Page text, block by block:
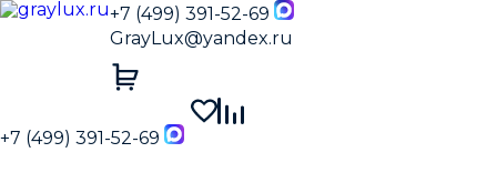
+7 (499) 391-52-69
GrayLux@yandex.ru
+7 (499) 391-52-69